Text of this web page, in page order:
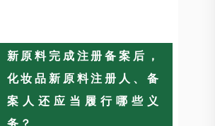
新原料完成注册备案后，
化妆品新原料注册人、备
案人还应当履行哪些义
务？